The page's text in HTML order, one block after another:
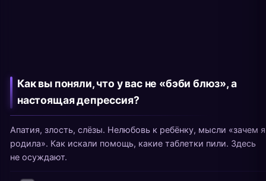
Как вы поняли, что у вас не «бэби блюз», а
настоящая депрессия?
Апатия, злость, слёзы. Нелюбовь к ребёнку, мысли «зачем я
родила». Как искали помощь, какие таблетки пили. Здесь
не осуждают.